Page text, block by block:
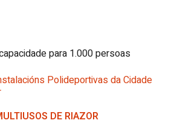
para 1.000 persoas
Polideportivas da Cidade
DE RIAZOR